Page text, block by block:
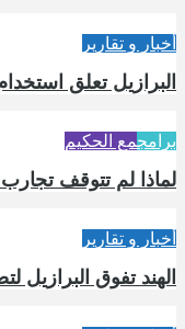
أخبار و تقارير
البرازيل تعلق استخدام 12 مليون جرعة من لقاح
برامجمع الحكيم
لماذا لم تتوقف
أخبار و تقارير
الهند تفوق البرازيل